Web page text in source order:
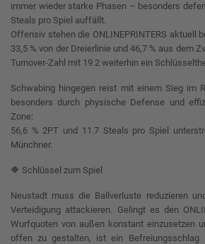
immer wieder starke Phasen – besonders
Steals pro Spiel auffällt.
Offensiv stehen die ONLINEPRINTERS aktuell
33,5 % von der Dreierlinie und 46,7 % aus dem
Turnover-Zahl mit 19.2 weiterhin ein
Schwabing hingegen reist mit einem Sieg im
besonders durch physische Defense und
Zone:
56,6 % 2PT und 11.7 Steals pro Spiel
Münchner.
🔶 Schlüssel zum Spiel
Neustadt muss die Ballverluste reduzieren
Verteidigung attackieren. Gelingt es den
Wurfquoten von außen konstant einzusetzen
offen zu gestalten, ist ein Befreiungsschlag